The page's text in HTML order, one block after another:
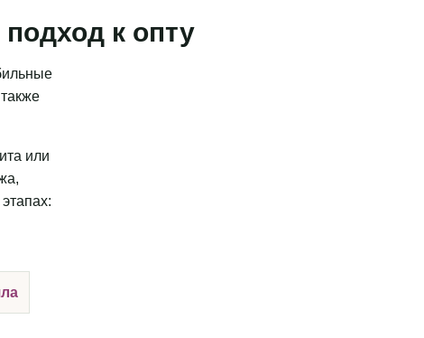
к опту
или